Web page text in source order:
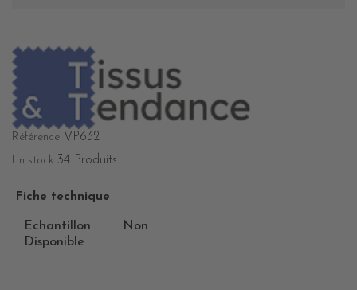
Référence VP632
En stock 34 Produits
Fiche technique
Echantillon
Disponible
Non